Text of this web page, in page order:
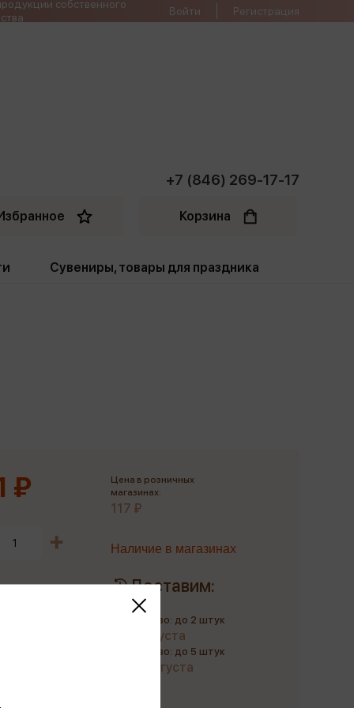
собственного
Войти Регистрация
+7 (846) 269-17-17
Корзина
Сувениры, товары для праздника
₽
Цена в розничных
магазинах:
117 ₽
Наличие в магазинах
Доставим:
Количество: до 2 штук
до 9 августа
Количество: до 5 штук
до 20 августа